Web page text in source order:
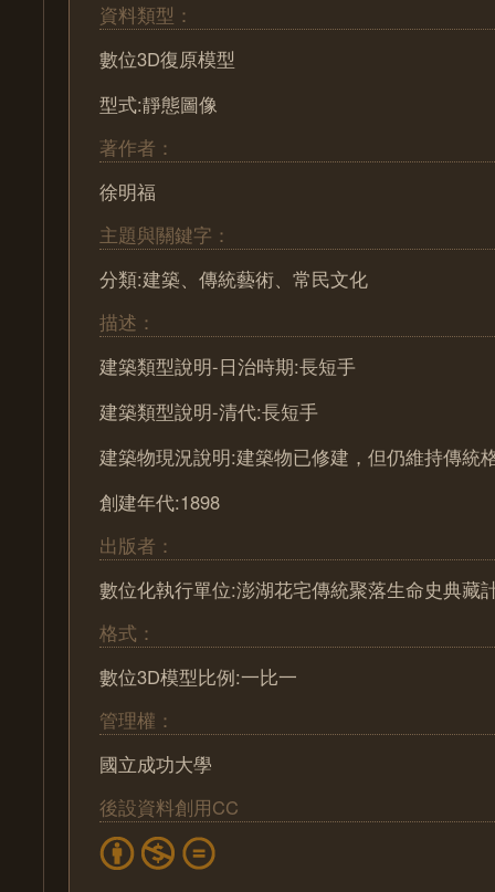
資料類型：
數位3D復原模型
型式:靜態圖像
著作者：
徐明福
主題與關鍵字：
分類:建築、傳統藝術、常民文化
描述：
建築類型說明-日治時期:長短手
建築類型說明-清代:長短手
建築物現況說明:建築物已修建，但仍維持傳統
創建年代:1898
出版者：
數位化執行單位:澎湖花宅傳統聚落生命史典藏
格式：
數位3D模型比例:一比一
管理權：
國立成功大學
後設資料創用CC